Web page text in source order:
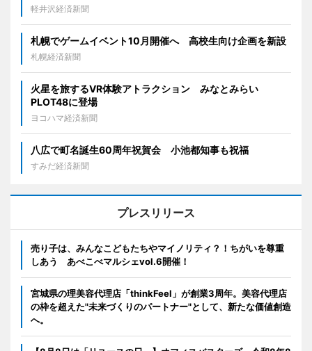
軽井沢経済新聞
札幌でゲームイベント10月開催へ 高校生向け企画を新設
札幌経済新聞
火星を旅するVR体験アトラクション みなとみらい
PLOT48に登場
ヨコハマ経済新聞
八広で町名誕生60周年祝賀会 小池都知事も祝福
すみだ経済新聞
プレスリリース
売り子は、みんなこどもたちやマイノリティ？！ちがいを尊重
しあう あべこべマルシェvol.6開催！
宮城県の理美容代理店「thinkFeel」が創業3周年。美容代理店
の枠を超えた"未来づくりのパートナー"として、新たな価値創造
へ。